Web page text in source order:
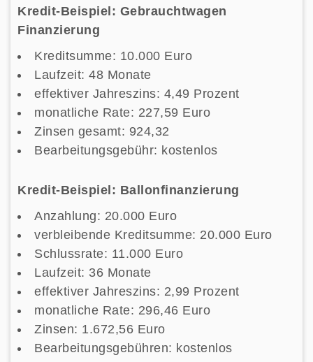
Kredit-Beispiel: Gebrauchtwagen
Finanzierung
Kreditsumme: 10.000 Euro
Laufzeit: 48 Monate
effektiver Jahreszins: 4,49 Prozent
monatliche Rate: 227,59 Euro
Zinsen gesamt: 924,32
Bearbeitungsgebühr: kostenlos
Kredit-Beispiel: Ballonfinanzierung
Anzahlung: 20.000 Euro
verbleibende Kreditsumme: 20.000 Euro
Schlussrate: 11.000 Euro
Laufzeit: 36 Monate
effektiver Jahreszins: 2,99 Prozent
monatliche Rate: 296,46 Euro
Zinsen: 1.672,56 Euro
Bearbeitungsgebühren: kostenlos